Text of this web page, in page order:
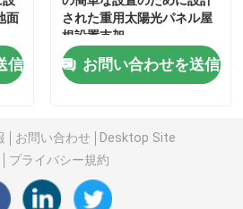
台システム
付金具
面
信
された重用太陽光パネル屋
根設置支架
お問い合わせを送信
お問い合わせ
Desktop Site
プライバシー規約